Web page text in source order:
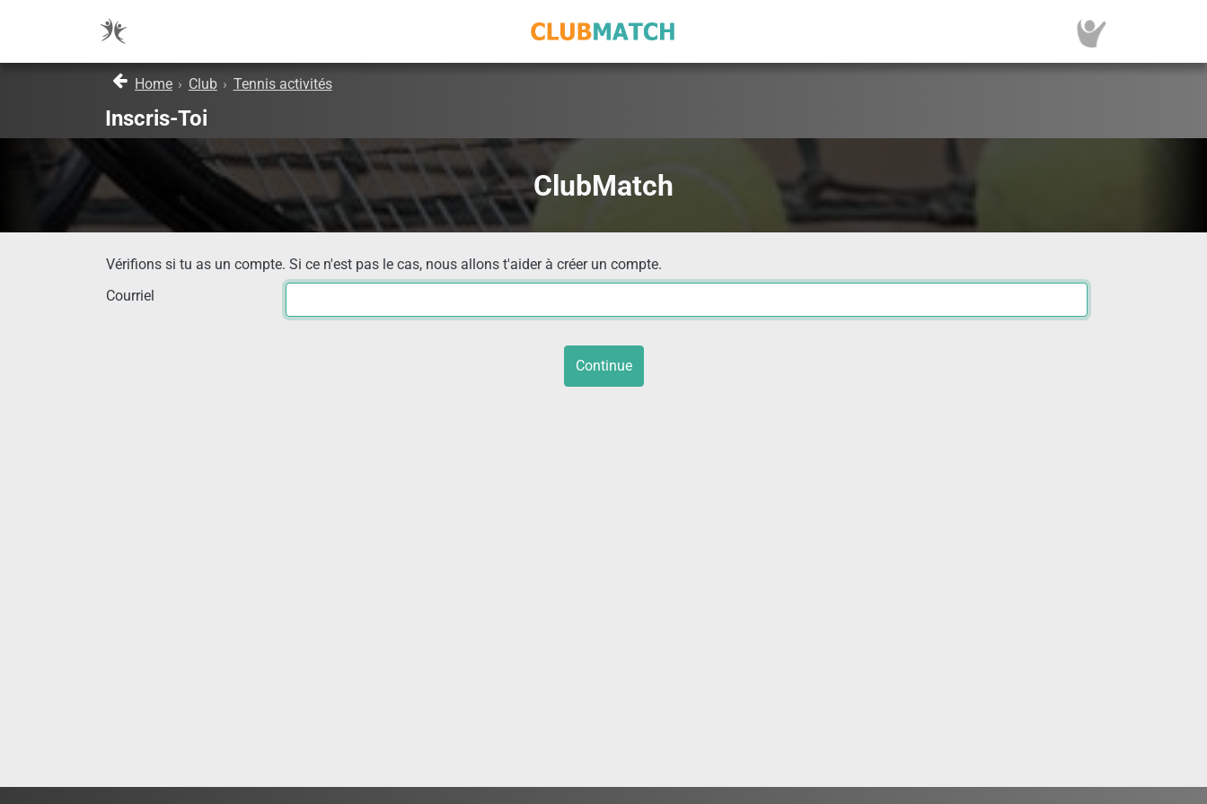
Home › Club › Tennis activités
Inscris-Toi
ClubMatch
Vérifions si tu as un compte. Si ce n'est pas le cas, nous allons t'aider à créer un compte.
Courriel
Continue